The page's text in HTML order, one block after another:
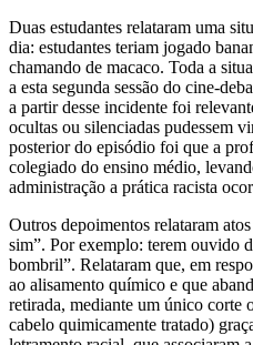
Duas estudantes relataram uma
dia: estudantes teriam jogado
chamando de macaco. Toda a
a esta segunda sessão do cine-
a partir desse incidente foi
ocultas ou silenciadas pudessem
posterior do episódio foi que a
colegiado do ensino médio,
administração a prática racista
Outros depoimentos relataram
sim”. Por exemplo: terem ouvido
bombril”. Relataram que, em
ao alisamento químico e que
retirada, mediante um único corte
cabelo quimicamente tratado)